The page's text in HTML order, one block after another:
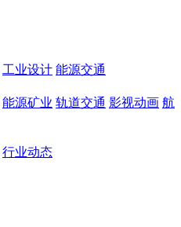
工业设计 能源交通
能源矿业 轨道交通 影视动画 航
行业动态